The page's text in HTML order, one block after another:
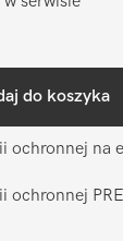
do koszyka
ochronnej na
ochronnej